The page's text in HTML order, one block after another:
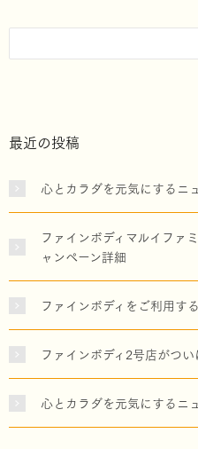
最近の投稿
心とカラダを元気にするニ
ファインボディマルイファ
ャンペーン詳細
ファインボディをご利用す
ファインボディ2号店がつい
心とカラダを元気にするニ